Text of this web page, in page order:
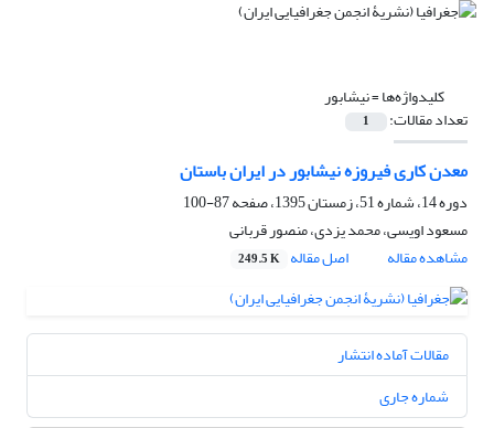
کلیدواژه‌ها =نیشابور
تعداد مقالات: 1
معدن کاری فیروزه نیشابور در ایران باستان
دوره 14، شماره 51، زمستان 1395، صفحه
87-100
مسعود اویسی، محمد یزدی، منصور قربانی
مشاهده مقاله
اصل مقاله 249.5 K
مقالات آماده انتشار
شماره جاری